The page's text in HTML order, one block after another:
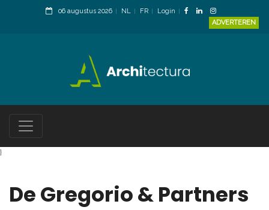
06 augustus 2026 NL FR
Login
ADVERTEREN
}
De Gregorio & Partners